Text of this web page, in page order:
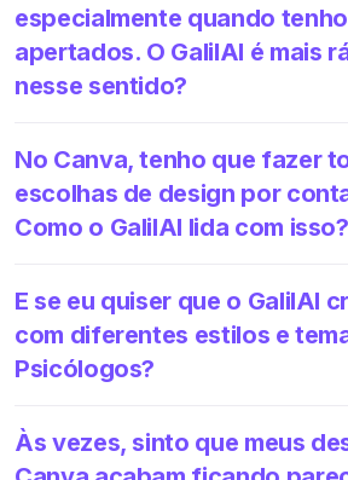
especialmente quando
apertados. O GalilAI é mais
nesse sentido?
No Canva, tenho que fazer
escolhas de design por
Como o GalilAI lida com isso?
E se eu quiser que o GalilAI
com diferentes estilos e
Psicólogos?
Às vezes, sinto que meus